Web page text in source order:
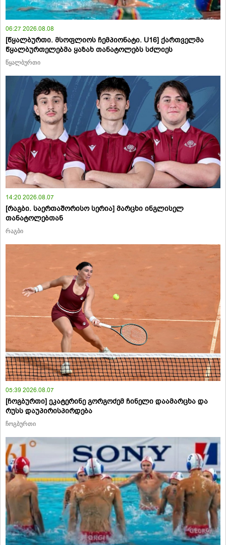
06:27 2026.08.08
[წყალბურთი. მსოფლიოს ჩემპიონატი. U16] ქართველმა
წყალბურთელებმა ყაზახ თანატოლებს სძლიეს
წყალბურთი
14:20 2026.08.07
[რაგბი. საერთაშორისო სერია] მარცხი ინგლისელ
თანატოლებთან
რაგბი
05:39 2026.08.07
[ჩოგბურთი] ეკატერინე გორგოძემ ჩინელი დაამარცხა და
რუსს დაუპირისპირდება
ჩოგბურთი